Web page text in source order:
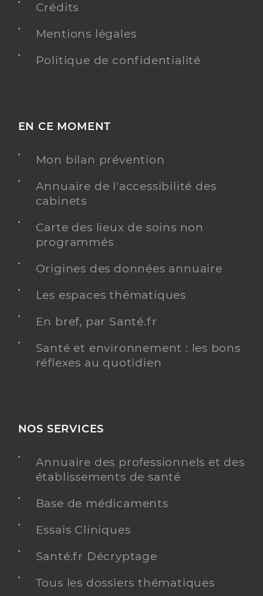
Crédits
Mentions légales
Politique de confidentialité
EN CE MOMENT
Mon bilan prévention
Annuaire de l'accessibilité des
cabinets
Carte des lieux de soins non
programmés
Origines des données annuaire
Les espaces thématiques
En bref, par Santé.fr
Santé et environnement : les bons
réflexes au quotidien
NOS SERVICES
Annuaire des professionnels et des
établissements de santé
Base de médicaments
Essais Cliniques
Santé.fr Décryptage
Tous les dossiers thématiques